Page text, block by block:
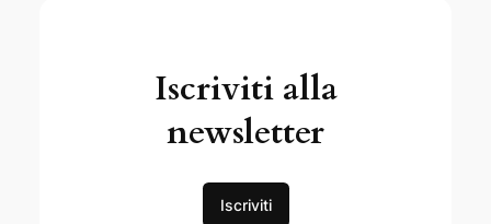
Iscriviti alla
newsletter
Iscriviti